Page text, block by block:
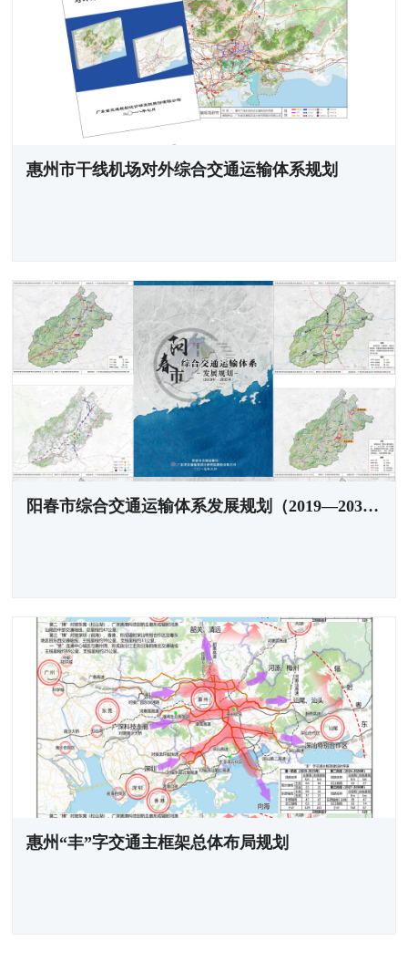
惠州市干线机场对外综合交通运输体系规划
阳春市综合交通运输体系发展规划（2019—2035年）
惠州“丰”字交通主框架总体布局规划